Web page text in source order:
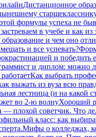
Дистанционное
формулы успеха не
в учебе и как из
и чем оно
и все успевать?
и победить
и диплом: можно
Как выбрать
выжать из вуза всю
лестница (и на какой
во 2‑ю волнуХороший
плохой советчик. Что
класс: как
Мифы о колледжах,